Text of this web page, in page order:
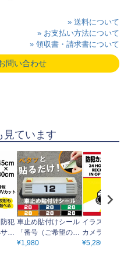
» 送料について
» お支払い方法について
» 領収書・請求書について
問い合わせ
見ています
犯
イ
車止め貼付けシール
「番号（ご希望の番
号で製作）」 7.5cm
¥1,980
イラスト看
カメラ撮影
イズ（
¥5,280